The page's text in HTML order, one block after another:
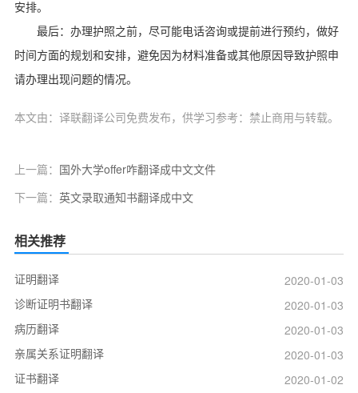
安排。
最后：办理护照之前，尽可能电话咨询或提前进行预约，做好
时间方面的规划和安排，避免因为材料准备或其他原因导致护照申
请办理出现问题的情况。
本文由：译联翻译公司免费发布，供学习参考：禁止商用与转载。
上一篇： 国外大学offer咋翻译成中文文件
下一篇： 英文录取通知书翻译成中文
相关推荐
证明翻译
2020-01-03
诊断证明书翻译
2020-01-03
病历翻译
2020-01-03
亲属关系证明翻译
2020-01-03
证书翻译
2020-01-02